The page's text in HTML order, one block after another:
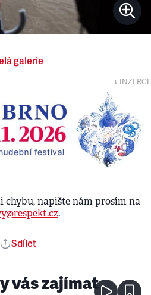
galerie
↓ INZERCE
chybu, napište nám prosím na
.
Sdílet
vás zajímat